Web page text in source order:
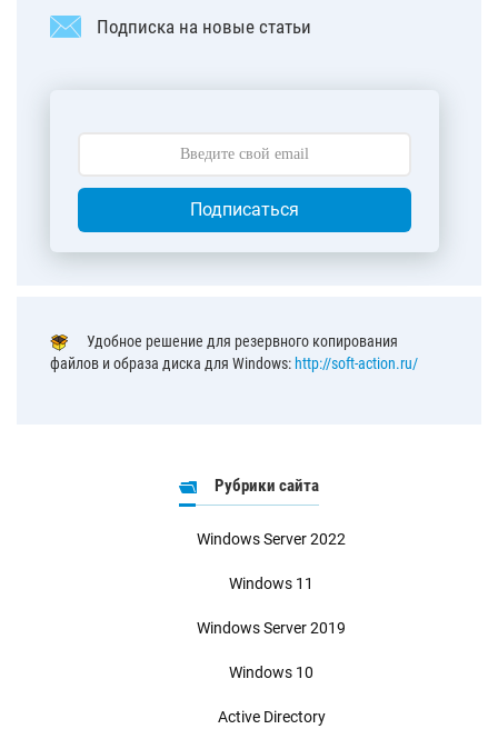
Подписка на новые статьи
Подписаться
Удобное решение для резервного копирования
файлов и образа диска для Windows: http://soft-action.ru/
Рубрики сайта
Windows Server 2022
Windows 11
Windows Server 2019
Windows 10
Active Directory